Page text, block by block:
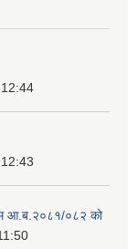
आ.ब.२०८१/०८२ को